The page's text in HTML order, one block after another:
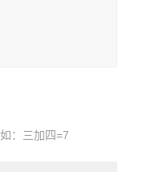
：三加四=7